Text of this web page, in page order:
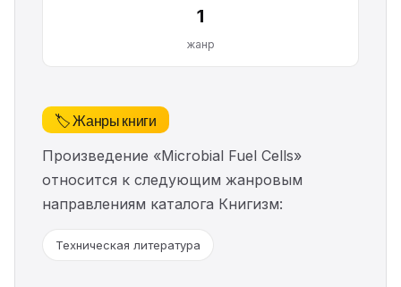
1
жанр
🏷️ Жанры книги
Произведение «Microbial Fuel Cells»
относится к следующим жанровым
направлениям каталога Книгизм:
Техническая литература